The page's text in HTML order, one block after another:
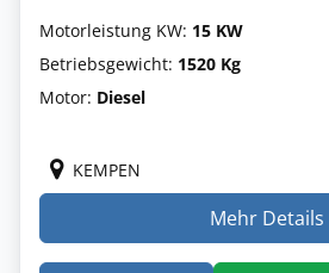
Motorleistung KW: 15 KW
Betriebsgewicht: 1520 Kg
Motor: Diesel
KEMPEN
Mehr Details